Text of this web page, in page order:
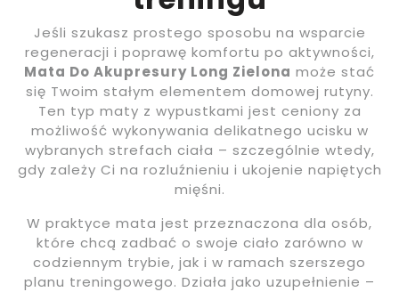
Jeśli szukasz prostego sposobu na wsparcie
regeneracji i poprawę komfortu po aktywności,
Mata Do Akupresury Long Zielona może stać
się Twoim stałym elementem domowej rutyny.
Ten typ maty z wypustkami jest ceniony za
możliwość wykonywania delikatnego ucisku w
wybranych strefach ciała – szczególnie wtedy,
gdy zależy Ci na rozluźnieniu i ukojenie napiętych
mięśni.
W praktyce mata jest przeznaczona dla osób,
które chcą zadbać o swoje ciało zarówno w
codziennym trybie, jak i w ramach szerszego
planu treningowego. Działa jako uzupełnienie –